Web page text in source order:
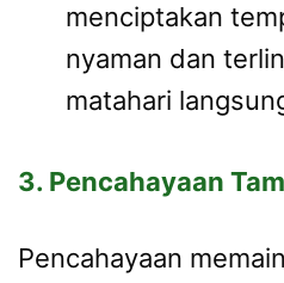
menciptakan
nyaman dan
matahari
3. Pencahayaan
Pencahayaan